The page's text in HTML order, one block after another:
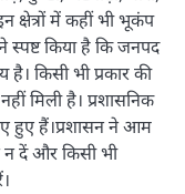
क्षेत्रों में कहीं भी भूकंप
किया है कि जनपद
है। किसी भी प्रकार की
मिली है। प्रशासनिक
हुए हैं।प्रशासन ने आम
न दें और किसी भी